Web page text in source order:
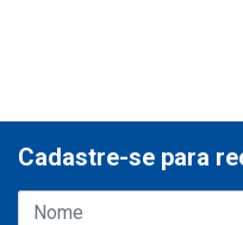
Cadastre-se para